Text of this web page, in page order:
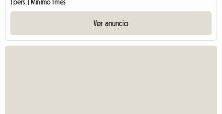
1 pers. | Mínimo 1 mes
Ver anuncio